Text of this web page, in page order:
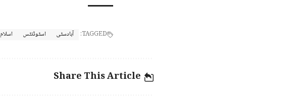
TAGGED: آبادسٹی اسٹوڈنٹس اسلام
Share This Article